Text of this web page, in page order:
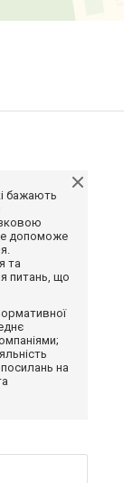
бажають
допоможе
та
питань, що
посилань на